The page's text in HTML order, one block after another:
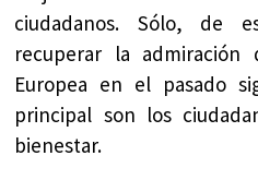
ciudadanos. Sólo, de
recuperar la
Europea en el pasado
principal son los
bienestar.